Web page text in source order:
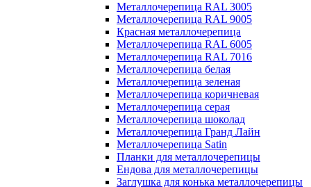
Металлочерепица RAL 3005
Металлочерепица RAL 9005
Красная металлочерепица
Металлочерепица RAL 6005
Металлочерепица RAL 7016
Металлочерепица белая
Металлочерепица зеленая
Металлочерепица коричневая
Металлочерепица серая
Металлочерепица шоколад
Металлочерепица Гранд Лайн
Металлочерепица Satin
Планки для металлочерепицы
Ендова для металлочерепицы
Заглушка для конька металлочерепицы